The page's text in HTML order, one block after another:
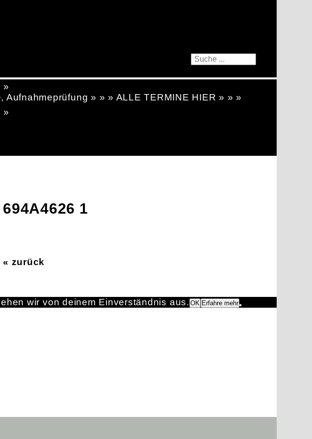
»
» » » ALLE TERMINE HIER » » »
»
694A4626 1
« zurück
wir von deinem Einverständnis aus. OK Erfahre mehr